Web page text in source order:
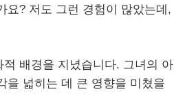
요? 저도 그런 경험이 많았는데,
배경을 지녔습니다. 그녀의 아
을 넓히는 데 큰 영향을 미쳤을